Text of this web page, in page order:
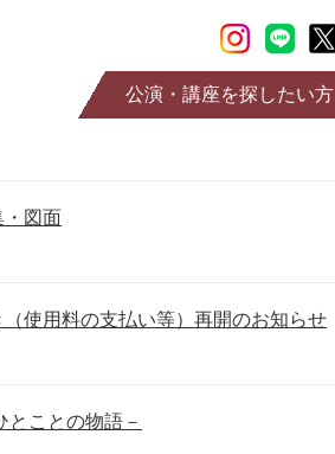
公演・講座を探したい方
情報誌SaCLa
SaCLa友の会
・図面
使用料の支払い等）再開のお知らせ
とことの物語－